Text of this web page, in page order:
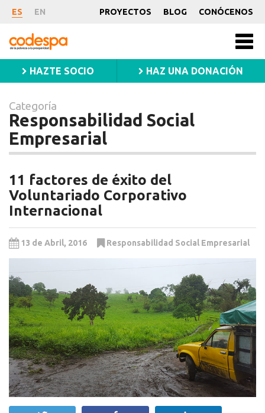
Categoría
Responsabilidad
Social
Empresarial
ES EN PROYECTOS BLOG CONÓCENOS
CODESPA
HAZTE SOCIO HAZ UNA DONACIÓN
Categoría
Responsabilidad Social
Empresarial
11 factores de éxito del
Voluntariado Corporativo
Internacional
13 de Abril, 2016 Responsabilidad Social Empresarial